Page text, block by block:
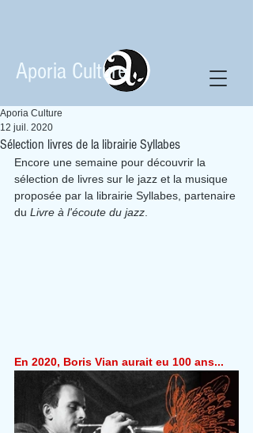
Aporia Culture
Sélection livres de la librairie Syllabes
Aporia Culture
12 juil. 2020
Encore une semaine pour découvrir la
sélection de livres sur le jazz et la musique
proposée par la librairie Syllabes, partenaire
du Livre à l'écoute du jazz
En 2020, Boris Vian aurait eu 100 ans...